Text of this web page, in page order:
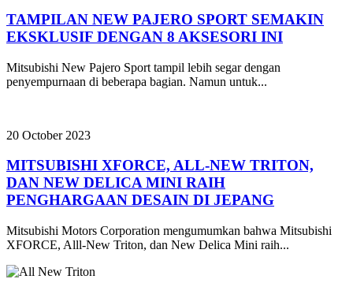
TAMPILAN NEW PAJERO SPORT SEMAKIN
EKSKLUSIF DENGAN 8 AKSESORI INI
Mitsubishi New Pajero Sport tampil lebih segar dengan
penyempurnaan di beberapa bagian. Namun untuk...
20 October 2023
MITSUBISHI XFORCE, ALL-NEW TRITON,
DAN NEW DELICA MINI RAIH
PENGHARGAAN DESAIN DI JEPANG
Mitsubishi Motors Corporation mengumumkan bahwa Mitsubishi
XFORCE, Alll-New Triton, dan New Delica Mini raih...